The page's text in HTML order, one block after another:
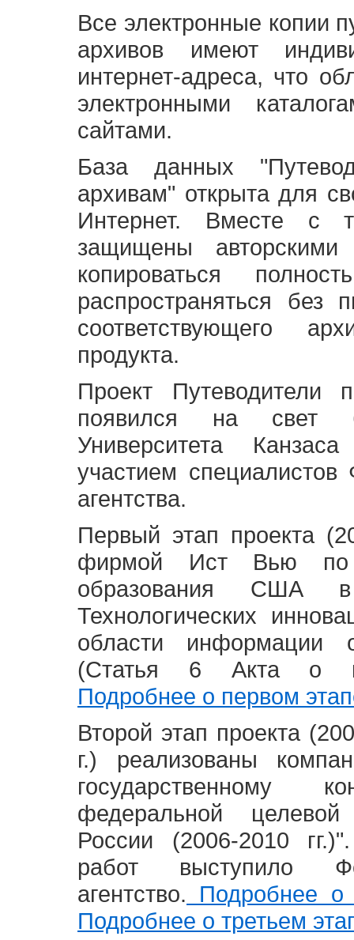
Все электронные копии
архивов имеют
интернет-адреса, что
электронными
сайтами.
База данных
архивам" открыта для
Интернет. Вместе с
защищены
копироваться
распространяться без
соответствующего
продукта.
Проект Путеводители
появился на свет
Университета
участием специалистов
агентства.
Первый этап проекта
фирмой Ист Вью по
образования США
Технологических
области информации
(Статья 6 Акта о
Подробнее о первом
Второй этап проекта
г.) реализованы
государственному
федеральной
России (2006-2010
работ выступило
агентство. Подробнее о
Подробнее о третьем